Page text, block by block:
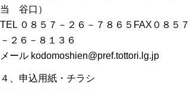
当 谷口）
TEL ０８５７－２６－７８６５FAX０８５７
－２６－８１３６
メール kodomoshien@pref.tottori.lg.jp
４、申込用紙・チラシ